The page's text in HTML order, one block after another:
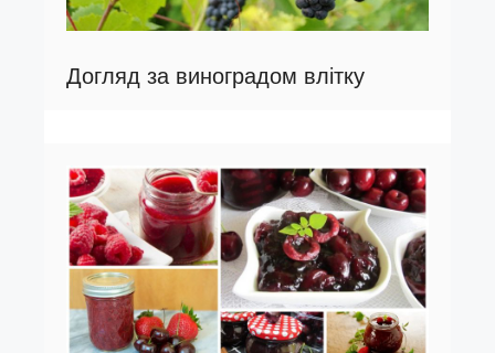
Догляд за виноградом влітку